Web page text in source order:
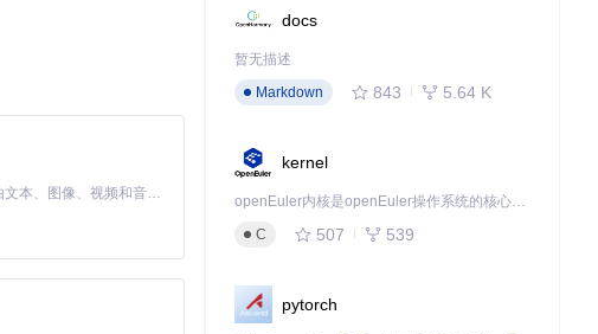
MiniMax H3 是一个通用的全模态生成系统。它支持对由文本、图像、视频和音频组成的多模态上下文进行统一理解，并能生成分辨率高达 2K、时长可达 15 秒的带原生立体声音频的视频。得益于面向任务泛化的系统设计，H3 在预训练阶段就已具备广泛的多模态上下文理解与生成能力，能够出色地执行复杂的多模态指令。
docs
暂无描述
Markdown
843 5.64 K
kernel
openEuler内核是openEuler操作系统的核心，既是系统性能与稳定性的基石，也是连接处理器、设备与服务的桥梁。
C
507 539
pytorch